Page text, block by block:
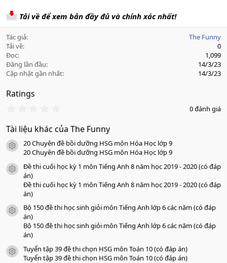
Tải về để xem bản đầy đủ và chính xác nhất!
Tác giả
The Funny
Tải về
0
Đọc
1,099
Đăng lần đầu
14/3/23
Cập nhật gần nhất
14/3/23
Ratings
0
0
s
a
o
0 đánh giá
Tài liệu khác của The Funny
icon tài liệu
20 Chuyên đề bồi dưỡng HSG môn Hóa Học lớp 9
20 Chuyên đề bồi dưỡng HSG môn Hóa Học lớp 9
icon tài liệu
Đề thi cuối học kỳ 1 môn Tiếng Anh 8 năm học 2019 - 2020 (có đáp
án)
Đề thi cuối học kỳ 1 môn Tiếng Anh 8 năm học 2019 - 2020 (có đáp
án)
icon tài liệu
Bộ 150 đề thi học sinh giỏi môn Tiếng Anh lớp 6 các năm (có đáp
án)
Bộ 150 đề thi học sinh giỏi môn Tiếng Anh lớp 6 các năm (có đáp
án)
icon tài liệu
Tuyển tập 39 đề thi chọn HSG môn Toán 10 (có đáp án)
Tuyển tập 39 đề thi chọn HSG môn Toán 10 (có đáp án)